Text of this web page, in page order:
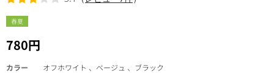
春夏
780円
カラー
オフホワイト 、ベージュ 、ブラック